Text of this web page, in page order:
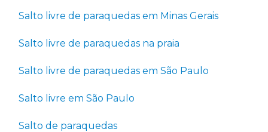
Salto livre de paraquedas em Minas Gerais
Salto livre de paraquedas na praia
Salto livre de paraquedas em São Paulo
Salto livre em São Paulo
Salto de paraquedas